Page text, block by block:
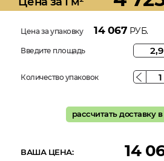
Цена за упаковку 14 067 РУБ.
Введите площадь
Количество упаковок
рассчитать доставку
ВАША ЦЕНА: 14